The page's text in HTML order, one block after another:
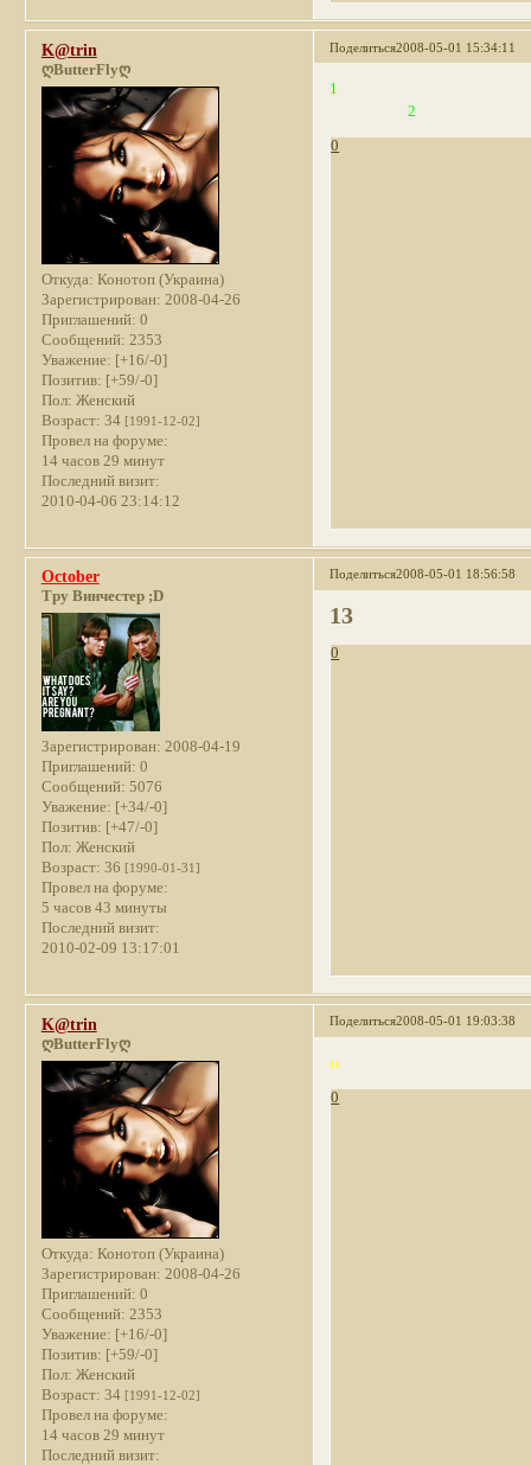
Поделиться2008-05-01 15:34:11
K@trin
ღButterFlyღ
Откуда: Конотоп (Украина)
Зарегистрирован: 2008-04-26
Приглашений: 0
Сообщений: 2353
Уважение: [+16/-0]
Позитив: [+59/-0]
Пол: Женский
Возраст: 34 [1991-12-02]
Провел на форуме:
14 часов 29 минут
Последний визит:
2010-04-06 23:14:12
2
0
Поделиться2008-05-01 18:56:58
October
Тру Винчестер ;D
Зарегистрирован: 2008-04-19
Приглашений: 0
Сообщений: 5076
Уважение: [+34/-0]
Позитив: [+47/-0]
Пол: Женский
Возраст: 36 [1990-01-31]
Провел на форуме:
5 часов 43 минуты
Последний визит:
2010-02-09 13:17:01
13
0
Поделиться2008-05-01 19:03:38
K@trin
ღButterFlyღ
Откуда: Конотоп (Украина)
Зарегистрирован: 2008-04-26
Приглашений: 0
Сообщений: 2353
Уважение: [+16/-0]
Позитив: [+59/-0]
Пол: Женский
Возраст: 34 [1991-12-02]
Провел на форуме:
14 часов 29 минут
Последний визит:
14
0